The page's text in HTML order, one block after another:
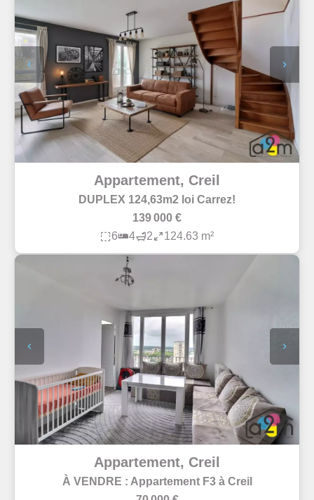
Appartement, Creil
DUPLEX 124,63m2 loi Carrez!
139 000 €
6
4 2 124.63 m²
Appartement, Creil
À VENDRE : Appartement F3 à Creil